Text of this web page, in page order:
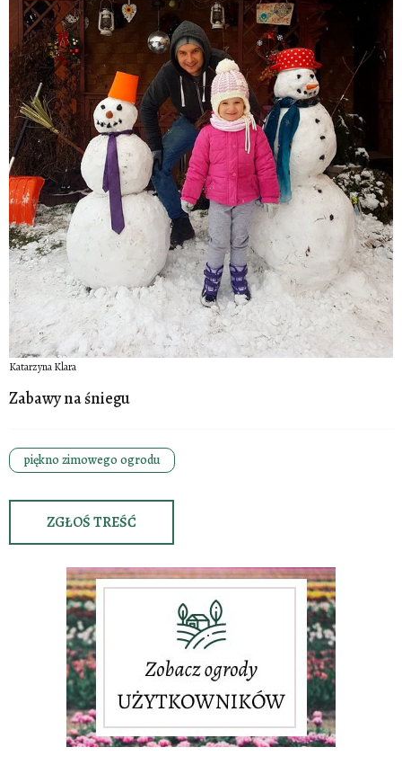
Katarzyna Klara
Zabawy na śniegu
piękno zimowego ogrodu
ZGŁOŚ TREŚĆ